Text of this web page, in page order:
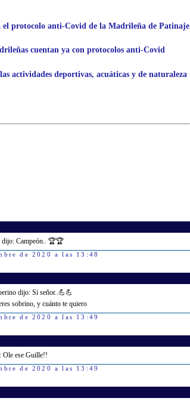
protocolo anti-Covid de la Madrileña de Patinaje
cuentan ya con protocolos anti-Covid
actividades deportivas, acuáticas y de naturaleza
dijo: Campeón.. 🏆🏆
de 2020 a las 13:48
dijo: Si señor..💪💪
sobrino, y cuánto te quiero
de 2020 a las 13:49
Ole ese Guille!!
de 2020 a las 13:49